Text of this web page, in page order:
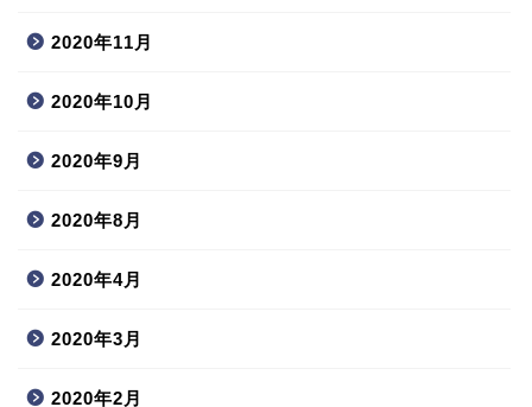
2020年11月
2020年10月
2020年9月
2020年8月
2020年4月
2020年3月
2020年2月